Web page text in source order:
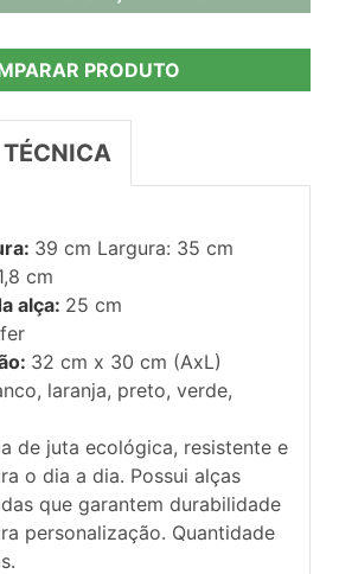
PRODUTO
39 cm Largura: 35 cm
cm
alça: 25 cm
32 cm x 30 cm (AxL)
laranja, preto, verde,
de juta ecológica, resistente e
o dia a dia. Possui alças
que garantem durabilidade
personalização. Quantidade